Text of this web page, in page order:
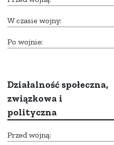
W czasie wojny:
Po wojnie:
Działalność społeczna,
związkowa i
polityczna
Przed wojną: